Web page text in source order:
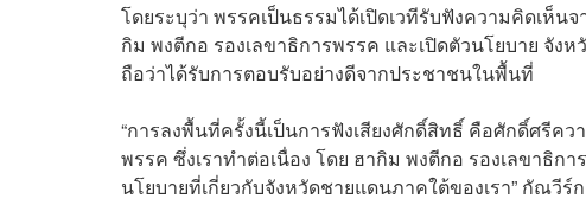
โดยระบุว่า พรรคเป็นธรรมได้เปิดเวทีรับฟังความคิดเห็
กิม พงตีกอ รองเลขาธิการพรรค และเปิดตัวนโยบาย จัง
ถือว่าได้รับการตอบรับอย่างดีจากประชาชนในพื้นที่
“การลงพื้นที่ครั้งนี้เป็นการฟังเสียงศักดิ์สิทธิ์ คือศักดิ์ศรี
พรรค ซึ่งเราทำต่อเนื่อง โดย ฮากิม พงตีกอ รองเลขาธิ
นโยบายที่เกี่ยวกับจังหวัดชายแดนภาคใต้ของเรา” กัณวีร์